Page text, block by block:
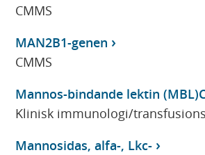
CMMS
MAN2B1-genen
CMMS
Mannos-bindande lektin
Klinisk immunologi/
Mannosidas, alfa-, Lkc-